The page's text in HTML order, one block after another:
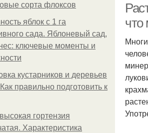
сорта флоксов
яблок с 1 га
сада. Яблоневый сад,
ключевые моменты и
кустарников и деревьев
правильно подготовить к
гортензия
Характеристика
что